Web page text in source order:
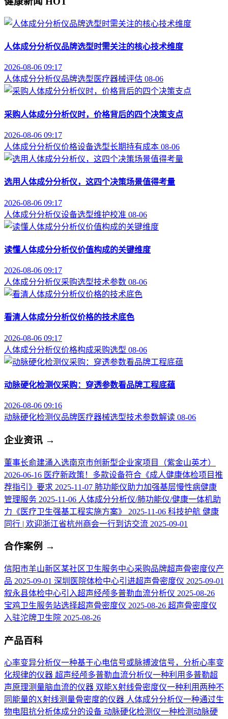
人体成分分析仪品牌选型时需关注的核心技术维度
2026-08-06 09:17
人体成分分析仪品牌选型 医疗器械评估 08-06
采购人体成分分析仪时，价格背后的四个决策支点
2026-08-06 09:17
人体成分分析仪价格设备选型长期持有成本 08-06
选用人体成分分析仪，这四个决策场景值得考量
2026-08-06 09:17
人体成分分析仪设备选型维护校准 08-06
读懂人体成分分析仪价值构成的关键维度
2026-08-06 09:17
人体成分分析仪采购选型技术参数 08-06
看清人体成分分析仪价格的技术底色
2026-08-06 09:17
人体成分分析仪价格构成采购选型 08-06
动脉硬化检测仪采购：穿透参数看品牌工程底蕴
2026-08-06 09:16
动脉硬化检测仪品牌医疗器械选型技术参数解读 08-06
企业资讯 →
董事长俞建涌入选南京市创新型企业家项目（紫金山英才）
2026-06-16 医疗新政策！多款设备符合《成人健康体检项目推
荐指引》要求 2025-11-07 肺功能仪助力加强基层慢性病健康
管理服务 2025-11-06 人体成分分析仪/肺功能仪/健康一体机助
力《医疗卫生强基工程实施方案》
2025-11-06 科技护航 健康
同行 | 欢迎浙江省杭州商会一行到访交流 2025-09-01
合作案例 →
信阳市羊山新区某社区卫生服务中心采购品牌超声骨密度仪产
品 2025-09-01 深圳医院体检中心引进超声骨密度仪 2025-09-01
叙永县体检中心引入超声经颅多普勒血流分析仪 2025-08-26
宝鸡卫生服务站选择超声骨密度仪 2025-08-26 超声骨密度仪
入驻沱牌卫生院 2025-08-26
产品百科
心率变异分析仪一种基于心电信号或脉搏波信号，分析心率变
化规律的仪器 超声经颅多普勒血流分析仪一种利用多普勒超
声原理测量脑血流的仪器 双能X射线骨密度仪一种利用两种不
同能量的X射线测量骨密度的仪器 人体成分分析仪一种通过生
物电阻抗分析体成分的设备 动脉硬化检测仪一种检测动脉硬